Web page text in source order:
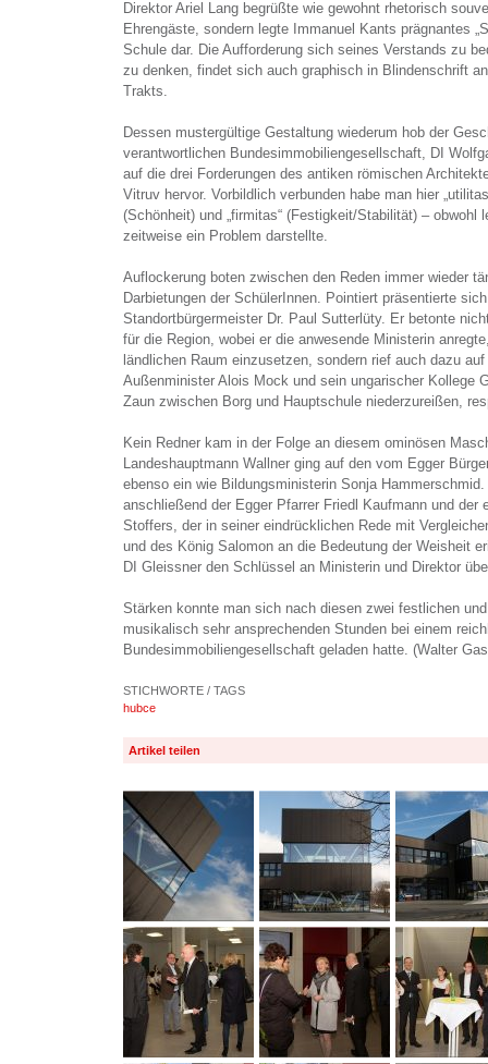
Direktor Ariel Lang begrüßte wie gewohnt rhetorisch
Ehrengäste, sondern legte Immanuel Kants prägnantes
Schule dar. Die Aufforderung sich seines Verstands zu
zu denken, findet sich auch graphisch in Blindenschrift
Trakts.
Dessen mustergültige Gestaltung wiederum hob der
verantwortlichen Bundesimmobiliengesellschaft, DI
auf die drei Forderungen des antiken römischen
Vitruv hervor. Vorbildlich verbunden habe man hier
(Schönheit) und „firmitas“ (Festigkeit/Stabilität) – obwohl
zeitweise ein Problem darstellte.
Auflockerung boten zwischen den Reden immer wieder
Darbietungen der SchülerInnen. Pointiert präsentierte
Standortbürgermeister Dr. Paul Sutterlüty. Er betonte
für die Region, wobei er die anwesende Ministerin
ländlichen Raum einzusetzen, sondern rief auch dazu
Außenminister Alois Mock und sein ungarischer Kollege
Zaun zwischen Borg und Hauptschule niederzureißen,
Kein Redner kam in der Folge an diesem ominösen
Landeshauptmann Wallner ging auf den vom Egger
ebenso ein wie Bildungsministerin Sonja
anschließend der Egger Pfarrer Friedl Kaufmann und der
Stoffers, der in seiner eindrücklichen Rede mit
und des König Salomon an die Bedeutung der Weisheit
DI Gleissner den Schlüssel an Ministerin und Direktor
Stärken konnte man sich nach diesen zwei festlichen
musikalisch sehr ansprechenden Stunden bei einem
Bundesimmobiliengesellschaft geladen hatte. (Walter
STICHWORTE / TAGS
hubce
Artikel teilen